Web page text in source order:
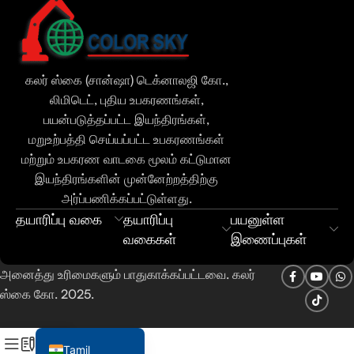
கலர் ஸ்கை (சான்ஷா) டெக்னாலஜி கோ.,
லிமிடெட், புதிய உபகரணங்கள்,
பயன்படுத்தப்பட்ட இயந்திரங்கள்,
மறுஉற்பத்தி செய்யப்பட்ட உபகரணங்கள்
மற்றும் உபகரண வாடகை மூலம் கட்டுமான
இயந்திரங்களின் முன்னேற்றத்திற்கு
அர்ப்பணிக்கப்பட்டுள்ளது.
தயாரிப்பு வகை
தயாரிப்பு
வகைகள்
பயனுள்ள
இணைப்புகள்
அனைத்து உரிமைகளும் பாதுகாக்கப்பட்டவை. கலர்
ஸ்கை கோ. 2025.
Tamil
Arabic
French
Indonesian
Vietnamese
Thai
Portuguese
Russian
Hindi
Bengali
Urdu